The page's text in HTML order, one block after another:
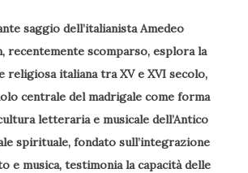
saggio dell’italianista Amedeo
recentemente scomparso, esplora la
religiosa italiana tra XV e XVI secolo,
centrale del madrigale come forma
letteraria e musicale dell’Antico
spirituale, fondato sull’integrazione
e musica, testimonia la capacità delle